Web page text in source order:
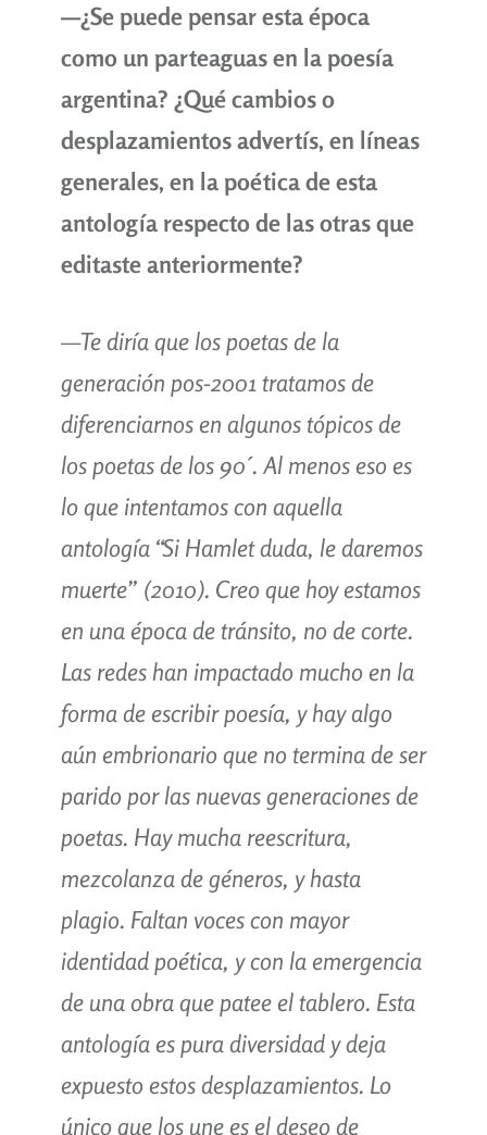
—¿Se puede pensar esta época
como un parteaguas en la poesía
argentina? ¿Qué cambios o
desplazamientos advertís, en líneas
generales, en la poética de esta
antología respecto de las otras que
editaste anteriormente?
—Te diría que los poetas de la
generación pos-2001 tratamos de
diferenciarnos en algunos tópicos de
los poetas de los 90´. Al menos eso es
lo que intentamos con aquella
antología “Si Hamlet duda, le daremos
muerte” (2010). Creo que hoy estamos
en una época de tránsito, no de corte.
Las redes han impactado mucho en la
forma de escribir poesía, y hay algo
aún embrionario que no termina de ser
parido por las nuevas generaciones de
poetas. Hay mucha reescritura,
mezcolanza de géneros, y hasta
plagio. Faltan voces con mayor
identidad poética, y con la emergencia
de una obra que patee el tablero. Esta
antología es pura diversidad y deja
expuesto estos desplazamientos. Lo
único que los une es el deseo de